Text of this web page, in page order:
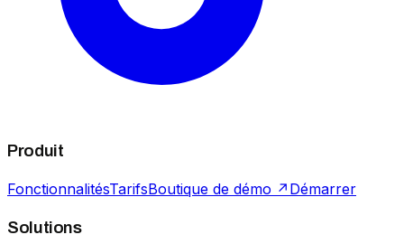
Produit
FonctionnalitésTarifsBoutique de démo ↗ Démarrer
Solutions